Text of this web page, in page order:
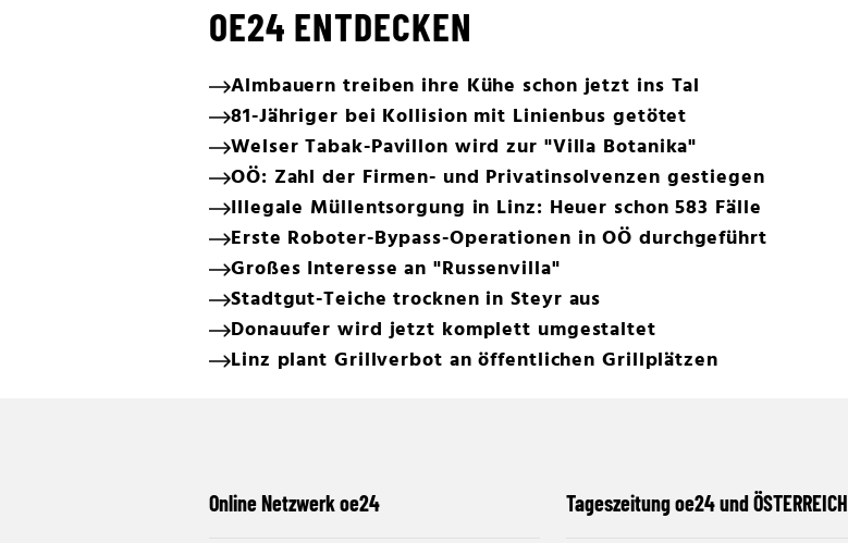
OE24 ENTDECKEN
Almbauern treiben ihre Kühe schon jetzt ins Tal
81-Jähriger bei Kollision mit Linienbus getötet
Welser Tabak-Pavillon wird zur "Villa Botanika"
OÖ: Zahl der Firmen- und Privatinsolvenzen gestiegen
Illegale Müllentsorgung in Linz: Heuer schon 583 Fälle
Erste Roboter-Bypass-Operationen in OÖ durchgeführt
Großes Interesse an "Russenvilla"
Stadtgut-Teiche trocknen in Steyr aus
Donauufer wird jetzt komplett umgestaltet
Linz plant Grillverbot an öffentlichen Grillplätzen
Online Netzwerk oe24 Tageszeitung oe24 und ÖSTERREICH